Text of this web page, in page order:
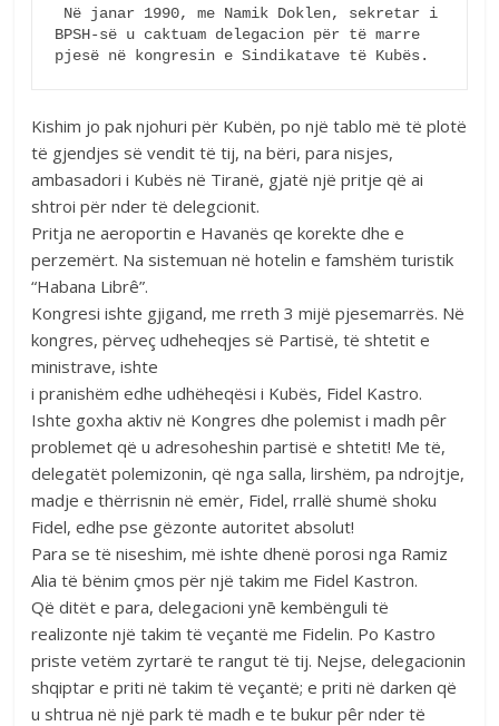
BPSH-së u caktuam delegacion për të marre
Kishim jo pak njohuri për Kubën, po një tablo më të plotë
të gjendjes së vendit të tij, na bëri, para nisjes,
ambasadori i Kubës në Tiranë, gjatë një pritje që ai
shtroi për nder të delegcionit.
Pritja ne aeroportin e Havanës qe korekte dhe e
perzemërt. Na sistemuan në hotelin e famshëm turistik
“Habana Librê”.
Kongresi ishte gjigand, me rreth 3 mijë pjesemarrës. Në
kongres, përveç udheheqjes së Partisë, të shtetit e
ministrave, ishte
i pranishëm edhe udhëheqësi i Kubës, Fidel Kastro.
Ishte goxha aktiv në Kongres dhe polemist i madh pêr
problemet që u adresoheshin partisë e shtetit! Me të,
delegatët polemizonin, që nga salla, lirshëm, pa ndrojtje,
madje e thërrisnin në emër, Fidel, rrallë shumë shoku
Fidel, edhe pse gëzonte autoritet absolut!
Para se të niseshim, më ishte dhenë porosi nga Ramiz
Alia të bënim çmos për një takim me Fidel Kastron.
Që ditët e para, delegacioni ynē kembënguli të
realizonte një takim të veçantë me Fidelin. Po Kastro
priste vetëm zyrtarë te rangut të tij. Nejse, delegacionin
shqiptar e priti në takim të veçantë; e priti në darken që
u shtrua në një park të madh e te bukur pêr nder të